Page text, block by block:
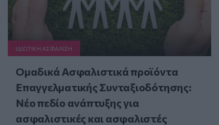
ΙΔΙΩΤΙΚΗ ΑΣΦAΛΙΣΗ
Ομαδικά Ασφαλιστικά προϊόντα
Επαγγελματικής Συνταξιοδότησης:
Νέο πεδίο ανάπτυξης για
ασφαλιστικές και ασφαλιστές